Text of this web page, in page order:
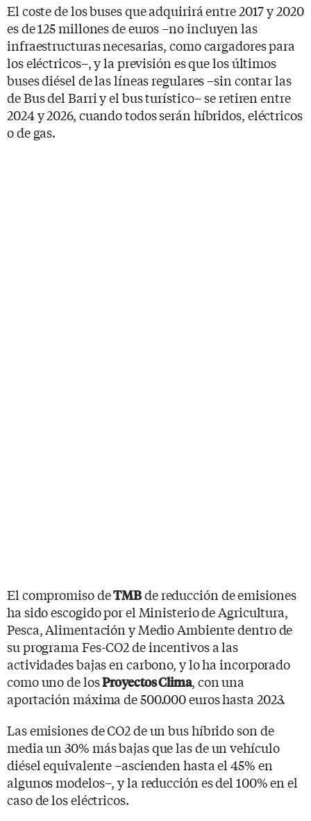
El coste de los buses que adquirirá entre 2017 y 2020
es de 125 millones de euros –no incluyen las
infraestructuras necesarias, como cargadores para
los eléctricos–, y la previsión es que los últimos
buses diésel de las líneas regulares –sin contar las
de Bus del Barri y el bus turístico– se retiren entre
2024 y 2026, cuando todos serán híbridos, eléctricos
o de gas.
El compromiso deTMBde reducción de emisiones
ha sido escogido por el Ministerio de Agricultura,
Pesca, Alimentación y Medio Ambiente dentro de
su programa Fes-CO2 de incentivos a las
actividades bajas en carbono, y lo ha incorporado
como uno de losProyectos Clima, con una
aportación máxima de 500.000 euros hasta 2023.
Las emisiones de CO2 de un bus híbrido son de
media un 30% más bajas que las de un vehículo
diésel equivalente –ascienden hasta el 45% en
algunos modelos–, y la reducción es del 100% en el
caso de los eléctricos.